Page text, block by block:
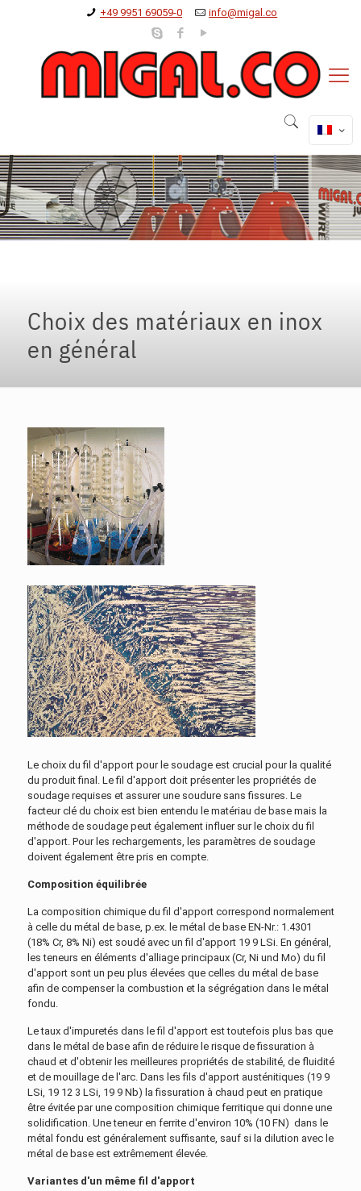
+49 9951 69059-0 info@migal.co
Choix des matériaux en inox
en général
Le choix du fil d'apport pour le soudage est crucial pour la qualité
du produit final. Le fil d'apport doit présenter les propriétés de
soudage requises et assurer une soudure sans fissures. Le
facteur clé du choix est bien entendu le matériau de base mais la
méthode de soudage peut également influer sur le choix du fil
d'apport. Pour les rechargements, les paramètres de soudage
doivent également être pris en compte.
Composition équilibrée
La composition chimique du fil d'apport correspond normalement
à celle du métal de base, p.ex. le métal de base EN-Nr.: 1.4301
(18% Cr, 8% Ni) est soudé avec un fil d'apport 19 9 LSi. En général,
les teneurs en éléments d'alliage principaux (Cr, Ni und Mo) du fil
d'apport sont un peu plus élevées que celles du métal de base
afin de compenser la combustion et la ségrégation dans le métal
fondu.
Le taux d'impuretés dans le fil d'apport est toutefois plus bas que
dans le métal de base afin de réduire le risque de fissuration à
chaud et d'obtenir les meilleures propriétés de stabilité, de fluidité
et de mouillage de l'arc. Dans les fils d'apport austénitiques (19 9
LSi, 19 12 3 LSi, 19 9 Nb) la fissuration à chaud peut en pratique
être évitée par une composition chimique ferritique qui donne une
solidification. Une teneur en ferrite d'environ 10% (10 FN) dans le
métal fondu est généralement suffisante, sauf si la dilution avec le
métal de base est extrêmement élevée.
Variantes d'un même fil d'apport